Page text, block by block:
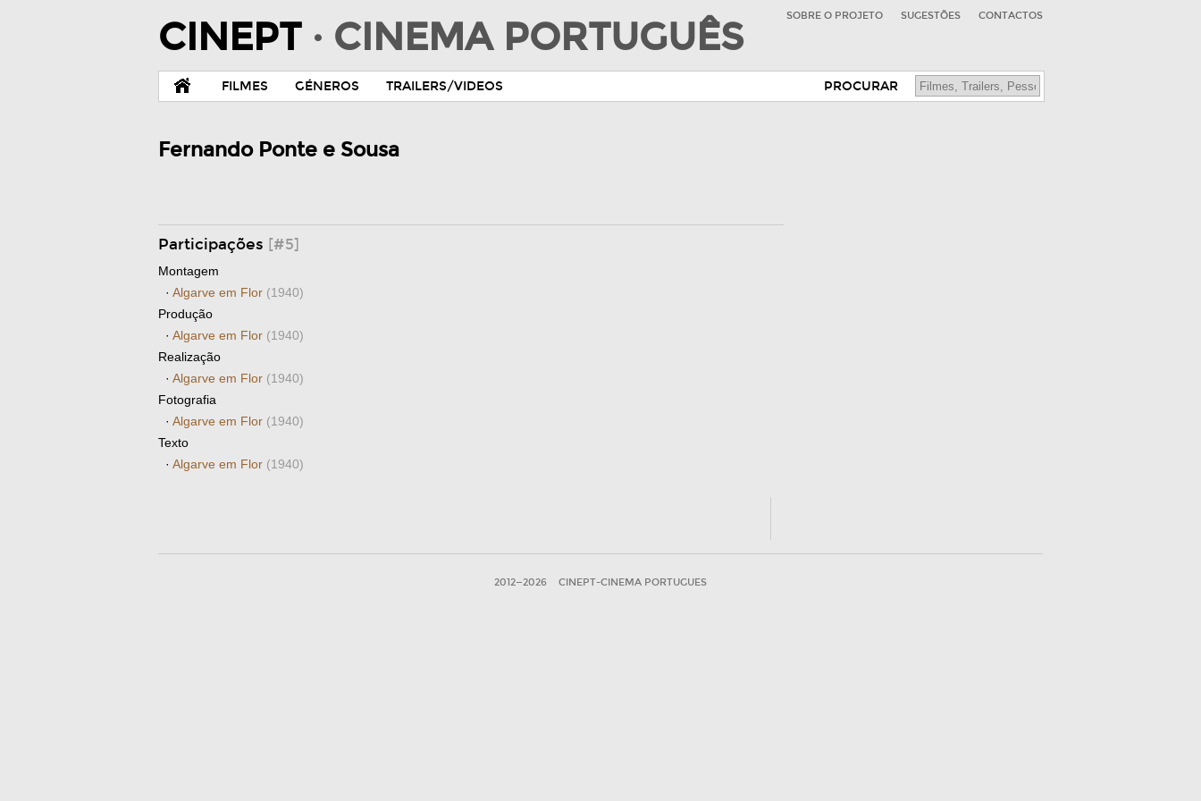
CINEPT · CINEMA PORTUGUÊS SOBRE O PROJETO SUGESTÕES CONTACTOS
FILMES GÉNEROS TRAILERS/VIDEOS PROCURAR
Fernando Ponte e Sousa
Participações [#5]
Montagem
· Algarve em Flor (1940)
Produção
· Algarve em Flor (1940)
Realização
· Algarve em Flor (1940)
Fotografia
· Algarve em Flor (1940)
Texto
· Algarve em Flor (1940)
2012—2026 CINEPT-CINEMA PORTUGUES